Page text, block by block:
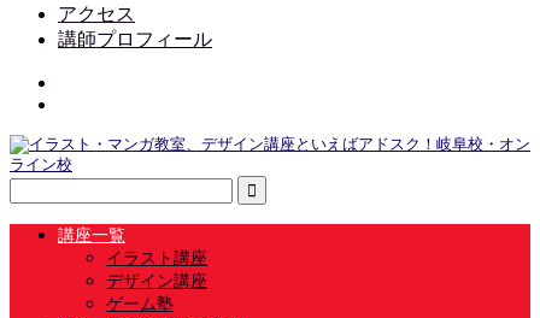
アクセス
講師プロフィール
講座一覧
イラスト講座
デザイン講座
ゲーム塾